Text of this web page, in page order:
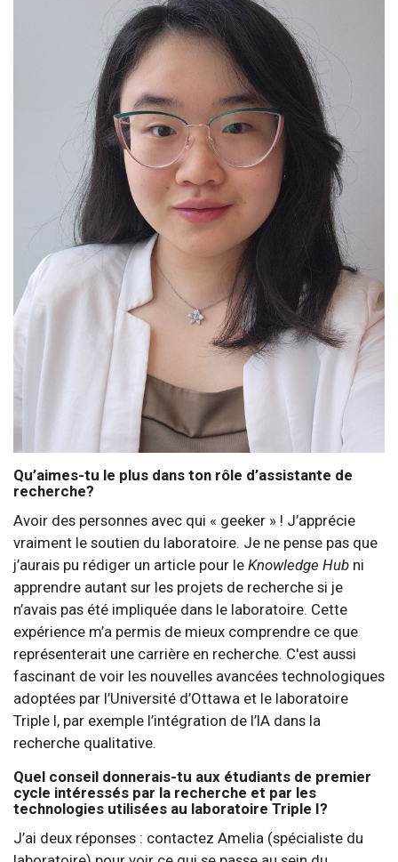
Qu’aimes-tu le plus dans ton rôle d’assistante de
recherche?
Avoir des personnes avec qui « geeker » ! J’apprécie
vraiment le soutien du laboratoire. Je ne pense pas que
j’aurais pu rédiger un article pour le Knowledge Hub ni
apprendre autant sur les projets de recherche si je
n’avais pas été impliquée dans le laboratoire. Cette
expérience m’a permis de mieux comprendre ce que
représenterait une carrière en recherche. C'est aussi
fascinant de voir les nouvelles avancées technologiques
adoptées par l’Université d’Ottawa et le laboratoire
Triple I, par exemple l’intégration de l’IA dans la
recherche qualitative.
Quel conseil donnerais-tu aux étudiants de premier
cycle intéressés par la recherche et par les
technologies utilisées au laboratoire Triple I?
J’ai deux réponses : contactez Amelia (spécialiste du